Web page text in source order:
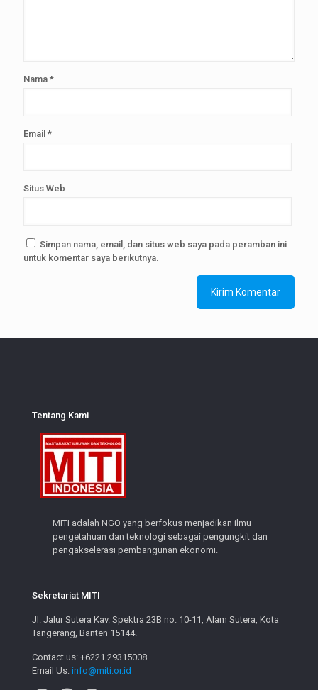
Nama *
Email *
Situs Web
Simpan nama, email, dan situs web saya pada peramban ini
untuk komentar saya berikutnya.
Tentang Kami
MITI adalah NGO yang berfokus menjadikan ilmu
pengetahuan dan teknologi sebagai pengungkit dan
pengakselerasi pembangunan ekonomi.
Sekretariat MITI
Jl. Jalur Sutera Kav. Spektra 23B no. 10-11, Alam Sutera, Kota
Tangerang, Banten 15144.
Contact us: +6221 29315008
Email Us: info@miti.or.id